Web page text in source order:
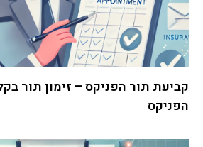
קביעת תור הפניקס – זימון תור
הפניקס